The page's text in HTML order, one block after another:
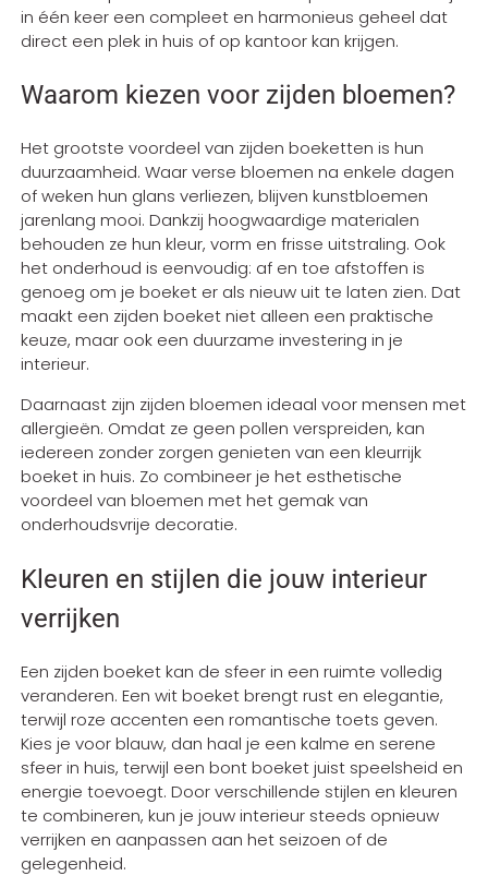
in één keer een compleet en harmonieus geheel dat
direct een plek in huis of op kantoor kan krijgen.
Waarom kiezen voor zijden bloemen?
Het grootste voordeel van zijden boeketten is hun
duurzaamheid. Waar verse bloemen na enkele dagen
of weken hun glans verliezen, blijven kunstbloemen
jarenlang mooi. Dankzij hoogwaardige materialen
behouden ze hun kleur, vorm en frisse uitstraling. Ook
het onderhoud is eenvoudig: af en toe afstoffen is
genoeg om je boeket er als nieuw uit te laten zien. Dat
maakt een zijden boeket niet alleen een praktische
keuze, maar ook een duurzame investering in je
interieur.
Daarnaast zijn zijden bloemen ideaal voor mensen met
allergieën. Omdat ze geen pollen verspreiden, kan
iedereen zonder zorgen genieten van een kleurrijk
boeket in huis. Zo combineer je het esthetische
voordeel van bloemen met het gemak van
onderhoudsvrije decoratie.
Kleuren en stijlen die jouw interieur
verrijken
Een zijden boeket kan de sfeer in een ruimte volledig
veranderen. Een wit boeket brengt rust en elegantie,
terwijl roze accenten een romantische toets geven.
Kies je voor blauw, dan haal je een kalme en serene
sfeer in huis, terwijl een bont boeket juist speelsheid en
energie toevoegt. Door verschillende stijlen en kleuren
te combineren, kun je jouw interieur steeds opnieuw
verrijken en aanpassen aan het seizoen of de
gelegenheid.